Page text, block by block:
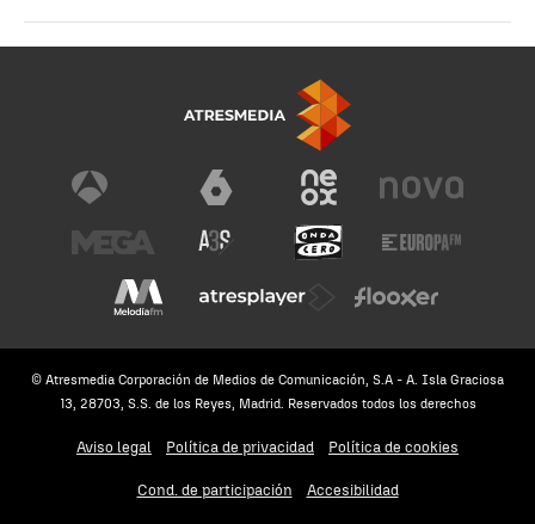
© Atresmedia Corporación de Medios de Comunicación, S.A - A. Isla Graciosa
13, 28703, S.S. de los Reyes, Madrid. Reservados todos los derechos
Aviso legal Política de privacidad Política de cookies
Cond. de participación Accesibilidad